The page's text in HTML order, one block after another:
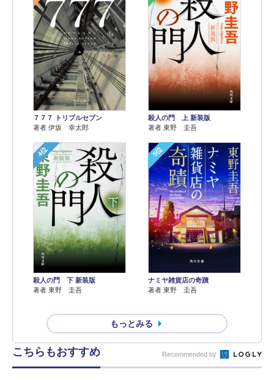
７７７ トリプルセブン
著者 伊坂 幸太郎
殺人の門 上 新装版
著者 東野 圭吾
4位
殺人の門 下 新装版
著者 東野 圭吾
5位
ナミヤ雑貨店の奇蹟
著者 東野 圭吾
もっとみる
こちらもおすすめ Recommended by